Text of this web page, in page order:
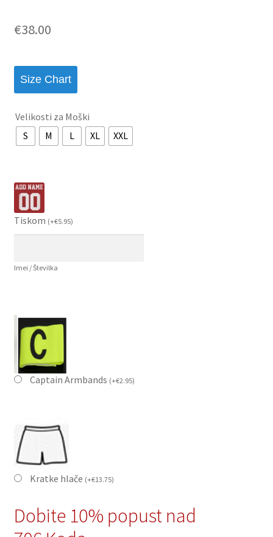
€38.00
Size Chart
Velikosti za Moški
S
M L XL XXL
Tiskom (+€5.95)
Imei / Številka
Captain Armbands (+€2.95)
Kratke hlače (+€13.75)
Dobite 10% popust nad